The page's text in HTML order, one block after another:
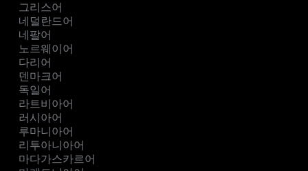
그리스어
네덜란드어
네팔어
노르웨이어
다리어
덴마크어
독일어
라트비아어
러시아어
루마니아어
리투아니아어
마다가스카르어